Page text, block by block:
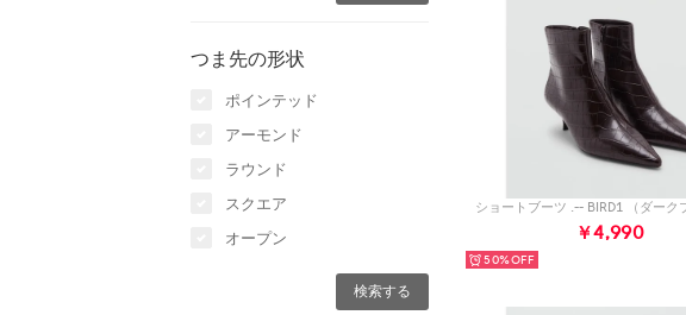
つま先の形状
ポインテッド
アーモンド
ラウンド
スクエア
オープン
ショートブーツ .-- BIRD1 （ダーク
￥4,990
50%